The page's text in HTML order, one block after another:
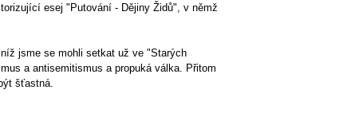
esej "Putování - Dějiny Židů", v němž
jsme se mohli setkat už ve "Starých
a antisemitismus a propuká válka. Přitom
šťastná.